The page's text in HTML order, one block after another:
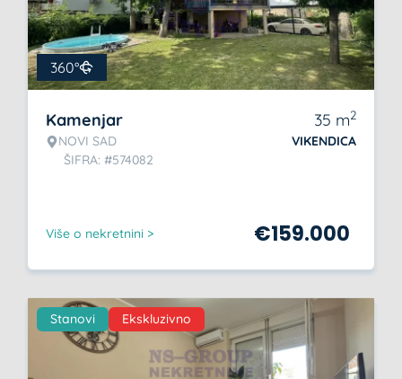
360°
Kamenjar
NOVI SAD
ŠIFRA: #574082
35 m2
VIKENDICA
Više o nekretnini > €159.000
Stanovi Ekskluzivno